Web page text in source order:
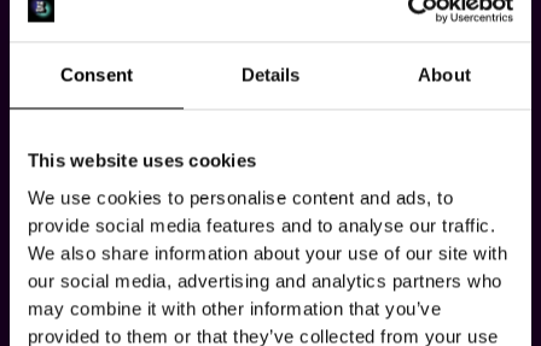
Consent Details About
This website uses cookies
We use cookies to personalise content and ads, to
provide social media features and to analyse our traffic.
We also share information about your use of our site with
our social media, advertising and analytics partners who
may combine it with other information that you’ve
provided to them or that they’ve collected from your use
TEAM- OF
BEDRIJFSUITJE
ORGANISEREN IN
AMSTERDAM